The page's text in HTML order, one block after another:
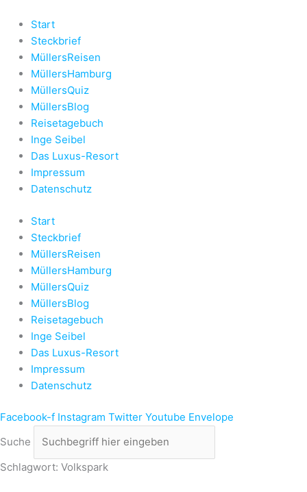
Inhalt
springen
Start
Steckbrief
MüllersReisen
MüllersHamburg
MüllersQuiz
MüllersBlog
Reisetagebuch
Inge Seibel
Das Luxus-Resort
Impressum
Datenschutz
Start
Steckbrief
MüllersReisen
MüllersHamburg
MüllersQuiz
MüllersBlog
Reisetagebuch
Inge Seibel
Das Luxus-Resort
Impressum
Datenschutz
Facebook-f Instagram Twitter Youtube Envelope
Suche
Schlagwort: Volkspark